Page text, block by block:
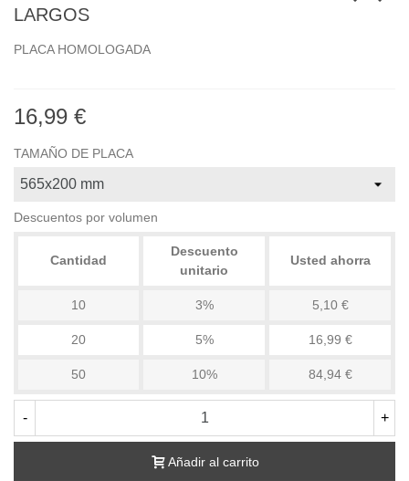
LARGOS
PLACA HOMOLOGADA
16,99 €
TAMAÑO DE PLACA
Descuentos por volumen
Cantidad
Descuento
unitario
Usted ahorra
10 3% 5,10 €
20 5% 16,99 €
50 10% 84,94 €
- +
Añadir al carrito